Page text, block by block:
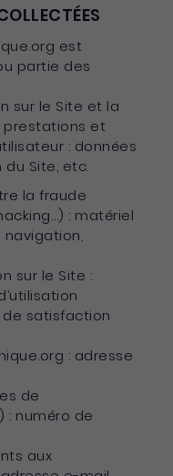
est
partie des
sur le Site et la
et
: données
du Site, etc.
la fraude
: matériel
sur le Site :
satisfaction
: adresse
de
: numéro de
aux